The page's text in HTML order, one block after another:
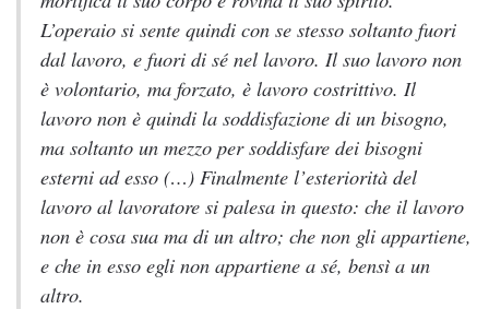
L’operaio si sente quindi con se stesso soltanto fuori
dal lavoro, e fuori di sé nel lavoro. Il suo lavoro non
è volontario, ma forzato, è lavoro costrittivo. Il
lavoro non è quindi la soddisfazione di un bisogno,
ma soltanto un mezzo per soddisfare dei bisogni
esterni ad esso (…) Finalmente l’esteriorità del
lavoro al lavoratore si palesa in questo: che il lavoro
non è cosa sua ma di un altro; che non gli appartiene,
e che in esso egli non appartiene a sé, bensì a un
altro.